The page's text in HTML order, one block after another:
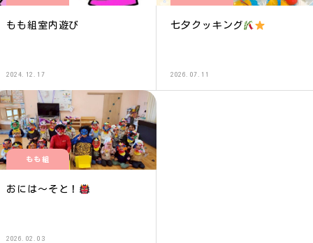
もも組室内遊び
2024.12.17
七夕クッキング
2026.07.11
もも組
おには〜そと！
2026.02.03